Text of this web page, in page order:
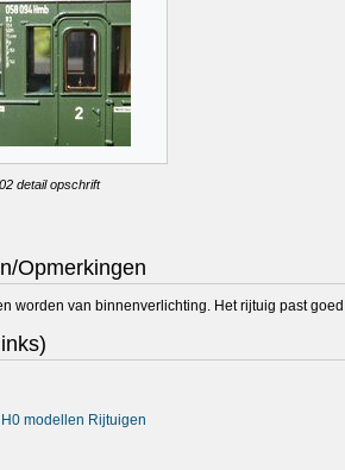
detail opschrift
Opmerkingen
worden van binnenverlichting. Het rijtuig past
modellen Rijtuigen